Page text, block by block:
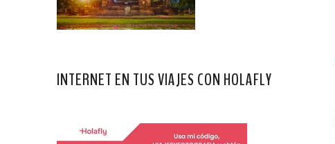
INTERNET EN TUS VIAJES CON HOLAFLY